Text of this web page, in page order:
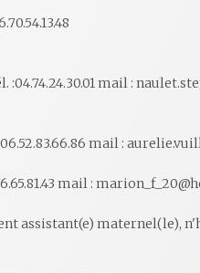
:04.74.24.30.01 mail :
mail :
mail :
assistant(e) maternel(le),